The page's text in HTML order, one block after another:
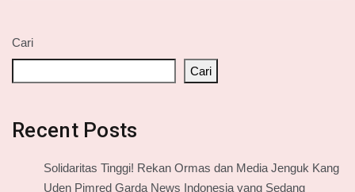
Cari
Cari
Recent Posts
Solidaritas Tinggi! Rekan Ormas dan Media Jenguk Kang
Uden Pimred Garda News Indonesia yang Sedang